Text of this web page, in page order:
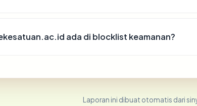
ada di blocklist keamanan?
Laporan ini dibuat otomatis dari